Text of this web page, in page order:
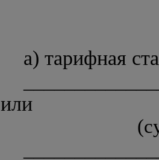
а) тарифная
или